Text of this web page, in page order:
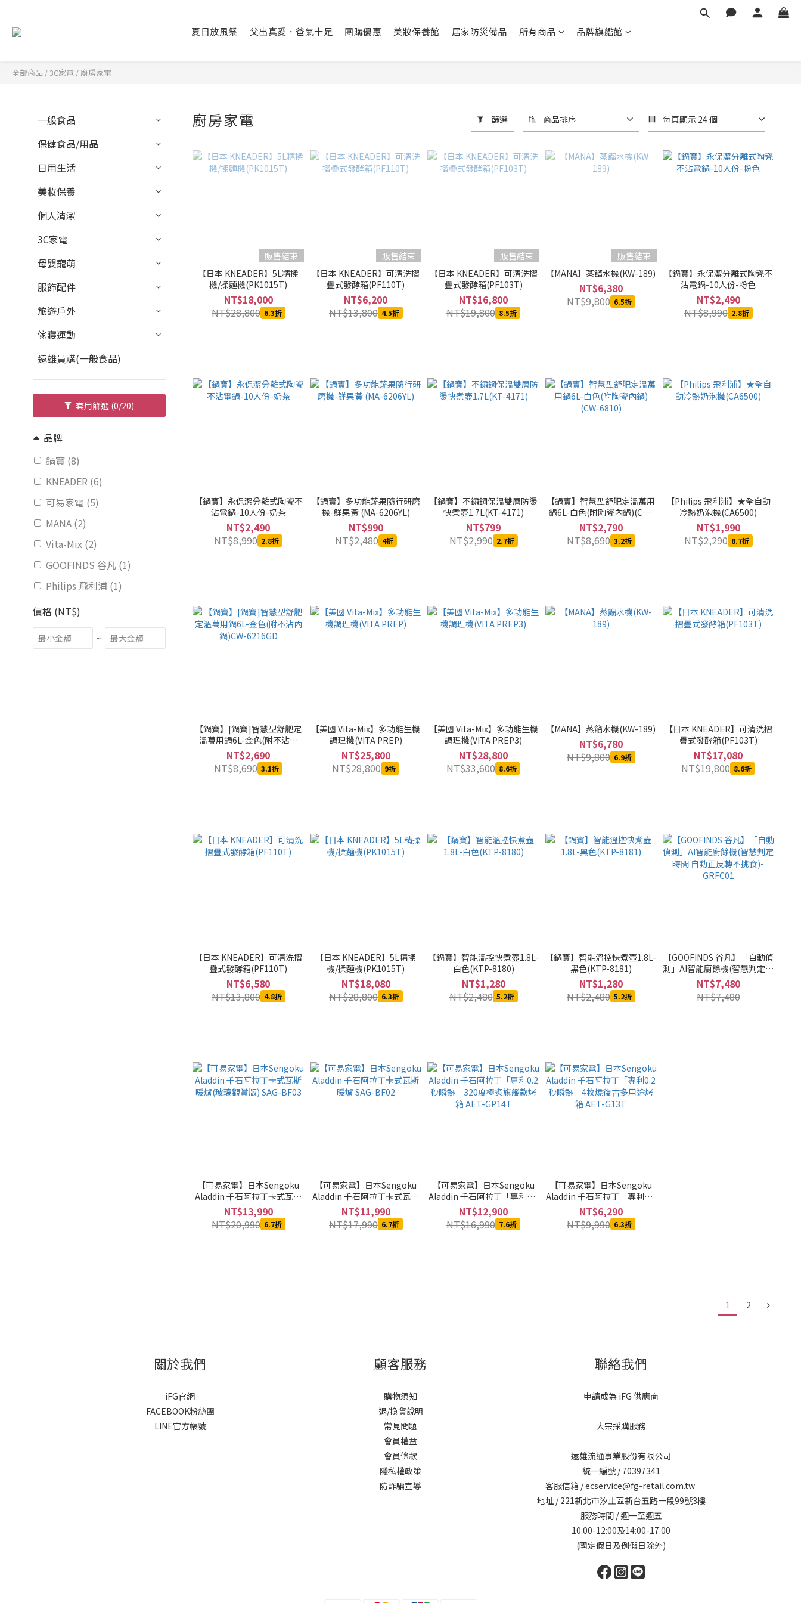
夏日放風祭 父出真愛．爸氣十足 團購優惠 美妝保養館 居家防災備品 所有商品 品牌旗艦館
全部商品 /3C家電 / 廚房家電
一般食品
保健食品/用品
日用生活
美妝保養
個人清潔
3C家電
母嬰寵萌
服飾配件
旅遊戶外
傢寢運動
遠雄員購(一般食品)
套用篩選 (0/20)
品牌
鍋寶 (8)
KNEADER (6)
可易家電 (5)
MANA (2)
Vita-Mix (2)
GOOFINDS 谷凡 (1)
Philips 飛利浦 (1)
價格 (NT$)
~
廚房家電 篩選 商品排序 每頁顯示 24 個
販售結束
【日本 KNEADER】5L精揉
機/揉麵機(PK1015T)
NT$18,000
NT$28,800 6.3折
販售結束
【日本 KNEADER】可清洗摺
疊式發酵箱(PF110T)
NT$6,200
NT$13,800 4.5折
販售結束
【日本 KNEADER】可清洗摺
疊式發酵箱(PF103T)
NT$16,800
NT$19,800 8.5折
販售結束
【MANA】蒸餾水機(KW-189)
NT$6,380
NT$9,800 6.5折
【鍋寶】永保潔分離式陶瓷不
沾電鍋-10人份-粉色
NT$2,490
NT$8,990 2.8折
【鍋寶】永保潔分離式陶瓷不
沾電鍋-10人份-奶茶
NT$2,490
NT$8,990 2.8折
【鍋寶】多功能蔬果隨行研磨
機-鮮果黃 (MA-6206YL)
NT$990
NT$2,480 4折
【鍋寶】不鏽鋼保溫雙層防燙
快煮壺1.7L(KT-4171)
NT$799
NT$2,990 2.7折
【鍋寶】智慧型舒肥定溫萬用
鍋6L-白色(附陶瓷內鍋)(CW-
6810)
NT$2,790
NT$8,690 3.2折
【Philips 飛利浦】★全自動
冷熱奶泡機(CA6500)
NT$1,990
NT$2,290 8.7折
【鍋寶】[鍋寶]智慧型舒肥定
溫萬用鍋6L-金色(附不沾內
鍋)CW-6216GD
NT$2,690
NT$8,690 3.1折
【美國 Vita-Mix】多功能生機
調理機(VITA PREP)
NT$25,800
NT$28,800 9折
【美國 Vita-Mix】多功能生機
調理機(VITA PREP3)
NT$28,800
NT$33,600 8.6折
【MANA】蒸餾水機(KW-189)
NT$6,780
NT$9,800 6.9折
【日本 KNEADER】可清洗摺
疊式發酵箱(PF103T)
NT$17,080
NT$19,800 8.6折
【日本 KNEADER】可清洗摺
疊式發酵箱(PF110T)
NT$6,580
NT$13,800 4.8折
【日本 KNEADER】5L精揉
機/揉麵機(PK1015T)
NT$18,080
NT$28,800 6.3折
【鍋寶】智能溫控快煮壺1.8L-
白色(KTP-8180)
NT$1,280
NT$2,480 5.2折
【鍋寶】智能溫控快煮壺1.8L-
黑色(KTP-8181)
NT$1,280
NT$2,480 5.2折
【GOOFINDS 谷凡】「自動偵
測」AI智能廚餘機(智慧判定時
間 自動正反轉不挑食)-
GRFC01
NT$7,480
NT$7,480
【可易家電】日本Sengoku
Aladdin 千石阿拉丁卡式瓦斯
暖爐(玻璃觀賞版) SAG-BF03
NT$13,990
NT$20,990 6.7折
【可易家電】日本Sengoku
Aladdin 千石阿拉丁卡式瓦斯
暖爐 SAG-BF02
NT$11,990
NT$17,990 6.7折
【可易家電】日本Sengoku
Aladdin 千石阿拉丁「專利0.2
秒瞬熱」320度極炙旗艦款烤
箱 AET-GP14T
NT$12,900
NT$16,990 7.6折
【可易家電】日本Sengoku
Aladdin 千石阿拉丁「專利0.2
秒瞬熱」4枚燒復古多用途烤
箱 AET-G13T
NT$6,290
NT$9,990 6.3折
1 2
關於我們
iFG官網
FACEBOOK粉絲團
LINE官方帳號
顧客服務
購物須知
退/換貨說明
常見問題
會員權益
會員條款
隱私權政策
防詐騙宣導
聯絡我們
申請成為 iFG 供應商
大宗採購服務
遠雄流通事業股份有限公司
統一編號 / 70397341
客服信箱 / ecservice@fg-retail.com.tw
地址 / 221新北市汐止區新台五路一段99號3樓
服務時間 / 週一至週五
10:00-12:00及14:00-17:00
(國定假日及例假日除外)